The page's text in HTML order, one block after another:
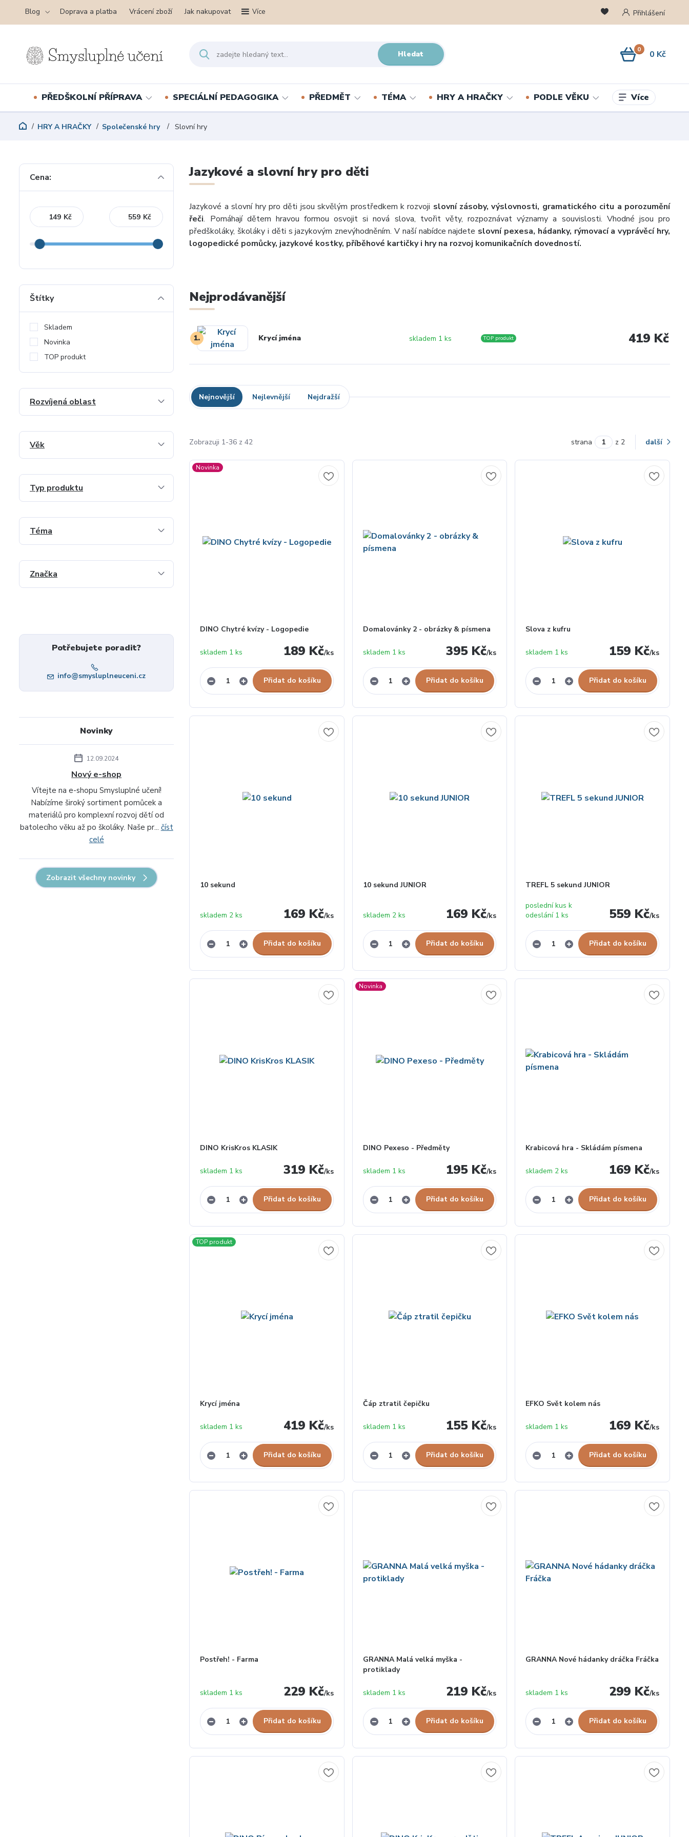
Blog Doprava a platba Vrácení zboží Jak nakupovat Více Přihlášení
Hledat 0 0 Kč
PŘEDŠKOLNÍ PŘÍPRAVA SPECIÁLNÍ PEDAGOGIKA PŘEDMĚT TÉMA HRY A HRAČKY PODLE VĚKU Více
HRY A HRAČKY Společenské hry Slovní hry
Jazykové a slovní hry pro děti
Jazykové a slovní hry pro děti jsou skvělým prostředkem k rozvoji slovní zásoby, výslovnosti, gramatického citu a porozumění
řeči. Pomáhají dětem hravou formou osvojit si nová slova, tvořit věty, rozpoznávat významy a souvislosti. Vhodné jsou pro
předškoláky, školáky i děti s jazykovým znevýhodněním. V naší nabídce najdete slovní pexesa, hádanky, rýmovací a vyprávěcí hry,
logopedické pomůcky, jazykové kostky, příběhové kartičky i hry na rozvoj komunikačních dovedností.
Nejprodávanější
1. Krycí jména skladem 1 ks TOP produkt 419 Kč
Nejnovější Nejlevnější Nejdražší
Zobrazuji 1-36 z 42 strana z 2 další
Novinka
DINO Chytré kvízy - Logopedie
189 Kč/ks
skladem 1 ks
Přidat do košíku
Domalovánky 2 - obrázky & písmena
395 Kč/ks
skladem 1 ks
Přidat do košíku
Slova z kufru
159 Kč/ks
skladem 1 ks
Přidat do košíku
10 sekund
169 Kč/ks
skladem 2 ks
Přidat do košíku
10 sekund JUNIOR
169 Kč/ks
skladem 2 ks
Přidat do košíku
TREFL 5 sekund JUNIOR
559 Kč/ks
poslední kus k
odeslání 1 ks
Přidat do košíku
DINO KrisKros KLASIK
319 Kč/ks
skladem 1 ks
Přidat do košíku
Novinka
DINO Pexeso - Předměty
195 Kč/ks
skladem 1 ks
Přidat do košíku
Krabicová hra - Skládám písmena
169 Kč/ks
skladem 2 ks
Přidat do košíku
TOP produkt
Krycí jména
419 Kč/ks
skladem 1 ks
Přidat do košíku
Čáp ztratil čepičku
155 Kč/ks
skladem 1 ks
Přidat do košíku
EFKO Svět kolem nás
169 Kč/ks
skladem 1 ks
Přidat do košíku
Postřeh! - Farma
229 Kč/ks
skladem 1 ks
Přidat do košíku
GRANNA Malá velká myška -
protiklady
219 Kč/ks
skladem 1 ks
Přidat do košíku
GRANNA Nové hádanky dráčka Fráčka
299 Kč/ks
skladem 1 ks
Přidat do košíku
Cena:
Kč Kč
Štítky
Skladem
Novinka
TOP produkt
Rozvíjená oblast
Věk
Typ produktu
Téma
Značka
Potřebujete poradit?
info@smysluplneuceni.cz
Novinky
12.09.2024
Nový e-shop
Vítejte na e-shopu Smysluplné učení!
Nabízíme široký sortiment pomůcek a
materiálů pro komplexní rozvoj dětí od
batolecího věku až po školáky. Naše pr... číst
celé
Zobrazit všechny novinky